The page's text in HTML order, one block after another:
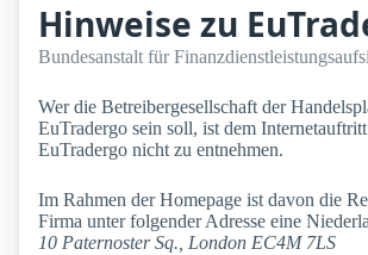
Hinweise zu
Bundesanstalt für
Wer die Betreibergesellschaft der
EuTradergo sein soll, ist dem
EuTradergo nicht zu entnehmen.
Im Rahmen der Homepage ist davon die
Firma unter folgender Adresse eine
10 Paternoster Sq., London EC4M 7LS